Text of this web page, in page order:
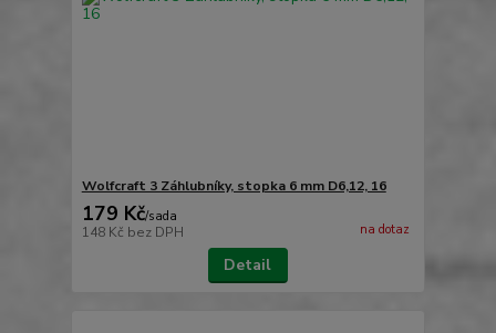
Wolfcraft 3 Záhlubníky, stopka 6 mm D6,12, 16
179 Kč/sada
148 Kč bez DPH na dotaz
Detail